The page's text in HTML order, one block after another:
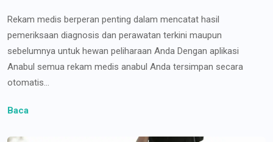
Rekam medis berperan penting dalam mencatat hasil
pemeriksaan diagnosis dan perawatan terkini maupun
sebelumnya untuk hewan peliharaan Anda Dengan aplikasi
Anabul semua rekam medis anabul Anda tersimpan secara
otomatis...
Baca